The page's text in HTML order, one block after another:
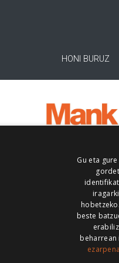
HONI BURUZ
ALEA
Gu eta
hobetzeko.
beste
beharrean